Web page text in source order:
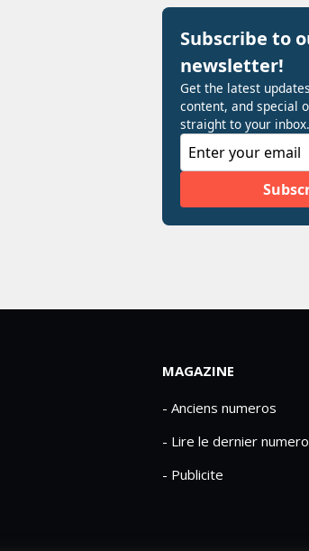
MAGAZINE
- Anciens numeros
- Lire le dernier numero
- Publicite